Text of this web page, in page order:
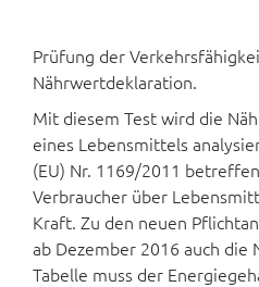
Prüfung der
Nährwertdeklaration.
Mit diesem Test wird die
eines Lebensmittels
(EU) Nr. 1169/2011
Verbraucher über
Kraft. Zu den neuen
ab Dezember 2016 auch
Tabelle muss der